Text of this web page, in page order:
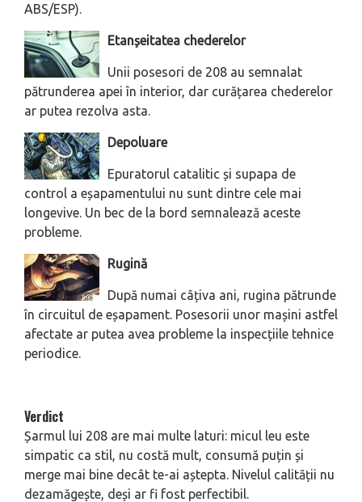
ABS/ESP).
Etanșeitatea chederelor
Unii posesori de 208 au semnalat
pătrunderea apei în interior, dar curățarea chederelor
ar putea rezolva asta.
Depoluare
Epuratorul catalitic și supapa de
control a eșapamentului nu sunt dintre cele mai
longevive. Un bec de la bord semnalează aceste
probleme.
Rugină
După numai câțiva ani, rugina pătrunde
în circuitul de eșapament. Posesorii unor mașini astfel
afectate ar putea avea probleme la inspecțiile tehnice
periodice.
Verdict
Șarmul lui 208 are mai multe laturi: micul leu este
simpatic ca stil, nu costă mult, consumă puțin și
merge mai bine decât te-ai aștepta. Nivelul calității nu
dezamăgește, deși ar fi fost perfectibil.